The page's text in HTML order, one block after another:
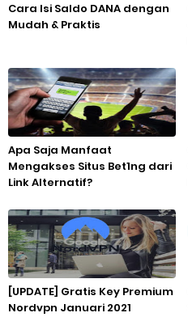
Cara Isi Saldo DANA dengan
Mudah & Praktis
Apa Saja Manfaat
Mengakses Situs Bet1ng dari
Link Alternatif?
[UPDATE] Gratis Key Premium
Nordvpn Januari 2021